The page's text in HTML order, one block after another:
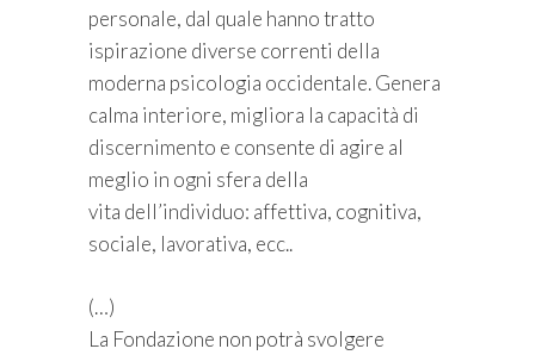
personale, dal quale hanno tratto
ispirazione diverse correnti della
moderna psicologia occidentale. Genera
calma interiore, migliora la capacità di
discernimento e consente di agire al
meglio in ogni sfera della
vita dell’individuo: affettiva, cognitiva,
sociale, lavorativa, ecc..
(…)
La Fondazione non potrà svolgere